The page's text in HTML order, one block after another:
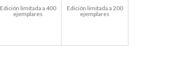
Edición limitada a 400
ejemplares
Edición limitada a 200
ejemplares